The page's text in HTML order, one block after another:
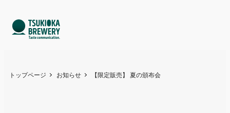
トップページ お知らせ 【限定販売】 夏の頒布会